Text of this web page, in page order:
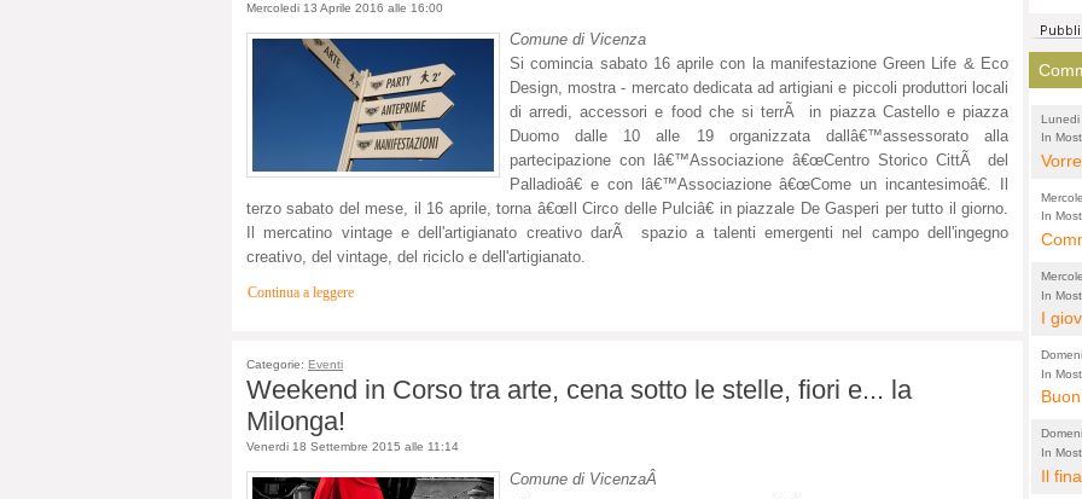
Mercoledi 13 Aprile 2016 alle 16:00
Comune di Vicenza
Si comincia sabato 16 aprile con la manifestazione Green Life & Eco
Design, mostra - mercato dedicata ad artigiani e piccoli produttori locali
di arredi, accessori e food che si terrÃ in piazza Castello e piazza
Duomo dalle 10 alle 19 organizzata dallâ€™assessorato alla
partecipazione con lâ€™Associazione â€œCentro Storico CittÃ del
Palladioâ€ e con lâ€™Associazione â€œCome un incantesimoâ€. Il
terzo sabato del mese, il 16 aprile, torna â€œIl Circo delle Pulciâ€ in piazzale De Gasperi per tutto il giorno.
Il mercatino vintage e dell'artigianato creativo darÃ spazio a talenti emergenti nel campo dell'ingegno
creativo, del vintage, del riciclo e dell'artigianato.
Continua a leggere
Categorie: Eventi
Weekend in Corso tra arte, cena sotto le stelle, fiori e... la
Milonga!
Venerdi 18 Settembre 2015 alle 11:14
Comune di VicenzaÂ
Lunedi
In
di
e
alta
In
altre
di
In
I
In
In
Il